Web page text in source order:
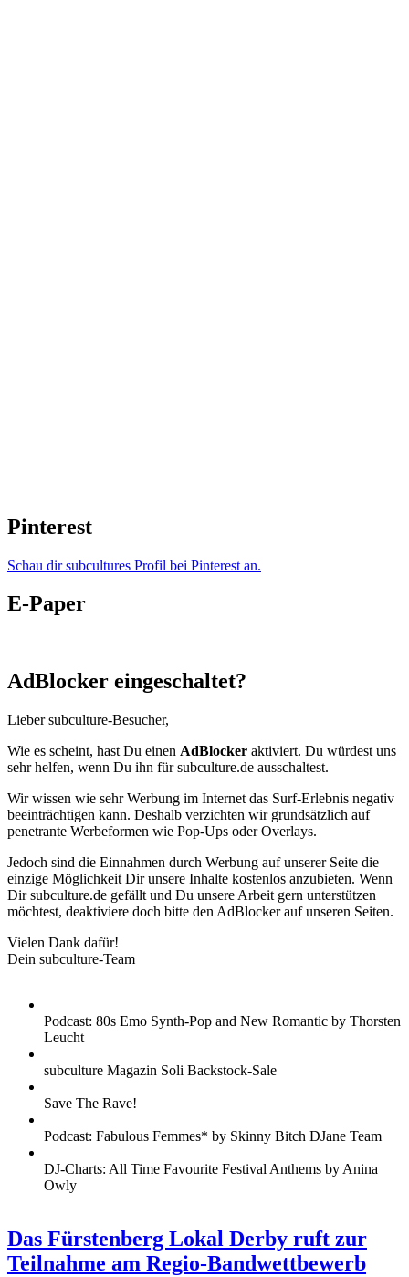
Pinterest
Schau dir subcultures Profil bei Pinterest an.
E-Paper
AdBlocker eingeschaltet?
Lieber subculture-Besucher,
Wie es scheint, hast Du einen AdBlocker aktiviert. Du würdest uns
sehr helfen, wenn Du ihn für subculture.de ausschaltest.
Wir wissen wie sehr Werbung im Internet das Surf-Erlebnis negativ
beeinträchtigen kann. Deshalb verzichten wir grundsätzlich auf
penetrante Werbeformen wie Pop-Ups oder Overlays.
Jedoch sind die Einnahmen durch Werbung auf unserer Seite die
einzige Möglichkeit Dir unsere Inhalte kostenlos anzubieten. Wenn
Dir subculture.de gefällt und Du unsere Arbeit gern unterstützen
möchtest, deaktiviere doch bitte den AdBlocker auf unseren Seiten.
Vielen Dank dafür!
Dein subculture-Team
Podcast: 80s Emo Synth-Pop and New Romantic by Thorsten
Leucht
subculture Magazin Soli Backstock-Sale
Save The Rave!
Podcast: Fabulous Femmes* by Skinny Bitch DJane Team
DJ-Charts: All Time Favourite Festival Anthems by Anina
Owly
Das Fürstenberg Lokal Derby ruft zur
Teilnahme am Regio-Bandwettbewerb